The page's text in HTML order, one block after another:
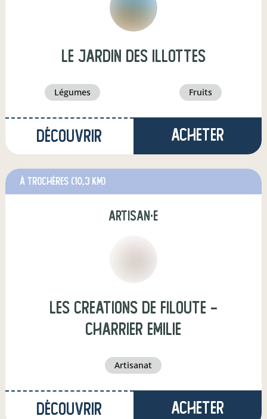
LE JARDIN DES ILLOTTES
légumes fruits
Découvrir Acheter
à Trochères (10,3 km)
artisan·e
Les Creations de Filoute -
Charrier Emilie
artisanat
Découvrir Acheter